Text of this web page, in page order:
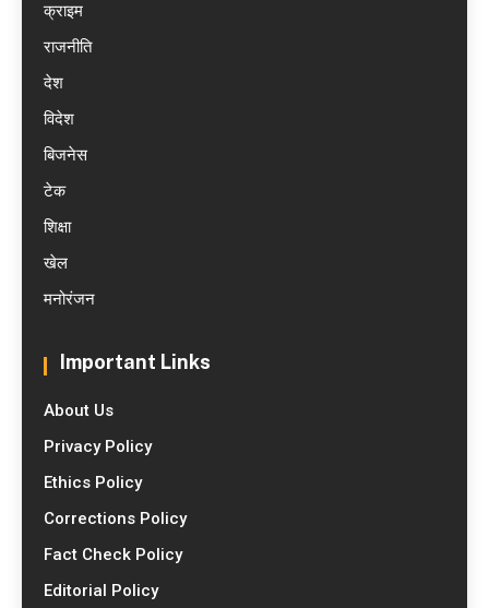
क्राइम
राजनीति
देश
विदेश
बिजनेस
टेक
शिक्षा
खेल
मनोरंजन
Important Links
About Us
Privacy Policy
Ethics Policy
Corrections Policy
Fact Check Policy
Editorial Policy